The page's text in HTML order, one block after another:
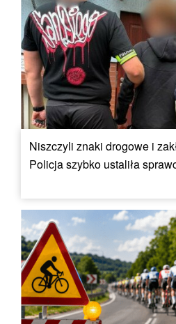
Niszczyli znaki drogowe i
Policja szybko ustaliła